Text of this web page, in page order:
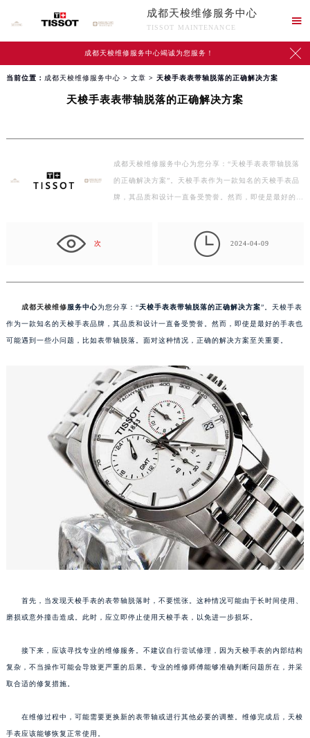
成都天梭维修服务中心
TISSOT MAINTENANCE

成都天梭维修服务中心竭诚为您服务！ 
当前位置： 成都天梭维修服务中心 > 文章 > 天梭手表表带轴脱落的正确解决方案
天梭手表表带轴脱落的正确解决方案
成都天梭维修服务中心为您分享：“天梭手表表带轴脱落
的正确解决方案”。天梭手表作为一款知名的天梭手表品
牌，其品质和设计一直备受赞誉。然而，即使是最好的…
次  2024-04-09
成都天梭维修服务中心为您分享：“天梭手表表带轴脱落的正确解决方案”。天梭手表
作为一款知名的天梭手表品牌，其品质和设计一直备受赞誉。然而，即使是最好的手表也
可能遇到一些小问题，比如表带轴脱落。面对这种情况，正确的解决方案至关重要。
首先，当发现天梭手表的表带轴脱落时，不要慌张。这种情况可能由于长时间使用、
磨损或意外撞击造成。此时，应立即停止使用天梭手表，以免进一步损坏。
接下来，应该寻找专业的维修服务。不建议自行尝试修理，因为天梭手表的内部结构
复杂，不当操作可能会导致更严重的后果。专业的维修师傅能够准确判断问题所在，并采
取合适的修复措施。
在维修过程中，可能需要更换新的表带轴或进行其他必要的调整。维修完成后，天梭
手表应该能够恢复正常使用。